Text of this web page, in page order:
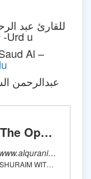
ترجمة معانيه إلى اللغة الأردية -اُردُو -Urd u
Al –
عبدالرحمن
“001 - Al-Fatihah ( The Opening ) سورة الفاتحة”
www.islamhouse.com&amp;www.alquranic.com
السديس والشريم SUDAIS &AMP; SHURAIM WITH URDU TRANSLATION